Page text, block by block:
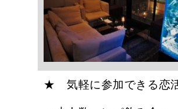
★ 気軽に参加できる恋